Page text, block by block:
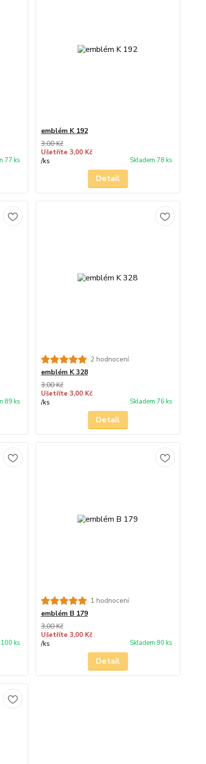
77 ks
emblém K 192
3,00 Kč
Ušetříte 3,00 Kč
/ks Skladem 78 ks
Detail
89 ks
2 hodnocení
emblém K 328
3,00 Kč
Ušetříte 3,00 Kč
/ks Skladem 76 ks
Detail
ks
1 hodnocení
emblém B 179
3,00 Kč
Ušetříte 3,00 Kč
/ks Skladem 90 ks
Detail